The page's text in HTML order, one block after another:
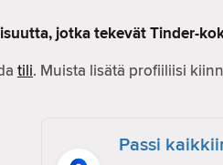
jotka tekevät Tinder-
tili. Muista lisätä profiiliisi
Passi